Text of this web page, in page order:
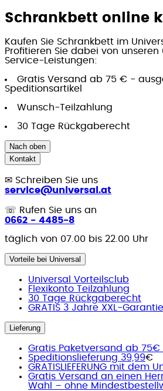
Schrankbett online
Kaufen Sie Schrankbett im
Profitieren Sie dabei von
Service-Leistungen:
Gratis Versand ab 75 € -
Speditionsartikel
Wunsch-Teilzahlung
30 Tage Rückgaberecht
Nach oben
Kontakt
✉ Schreiben Sie uns
service@universal.at
☏ Rufen Sie uns an
0662 - 4485-8
täglich von 07.00 bis 22.00 Uhr
Vorteile bei Universal
Universal Vorteilsclub
Flexikonto Teilzahlung
30 Tage Rückgaberecht
GRATIS 3 Jahre XXL-Garantie
Lieferung
Gratis Paketversand ab 75€
Speditionslieferung 39,99€
GRATISLIEFERUNG mit dem
Gratis Versand an einen
Wahl – ohne